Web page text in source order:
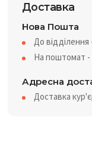
Доставка
Нова Пошта
До відділення
На поштомат -
Адресна
Доставка